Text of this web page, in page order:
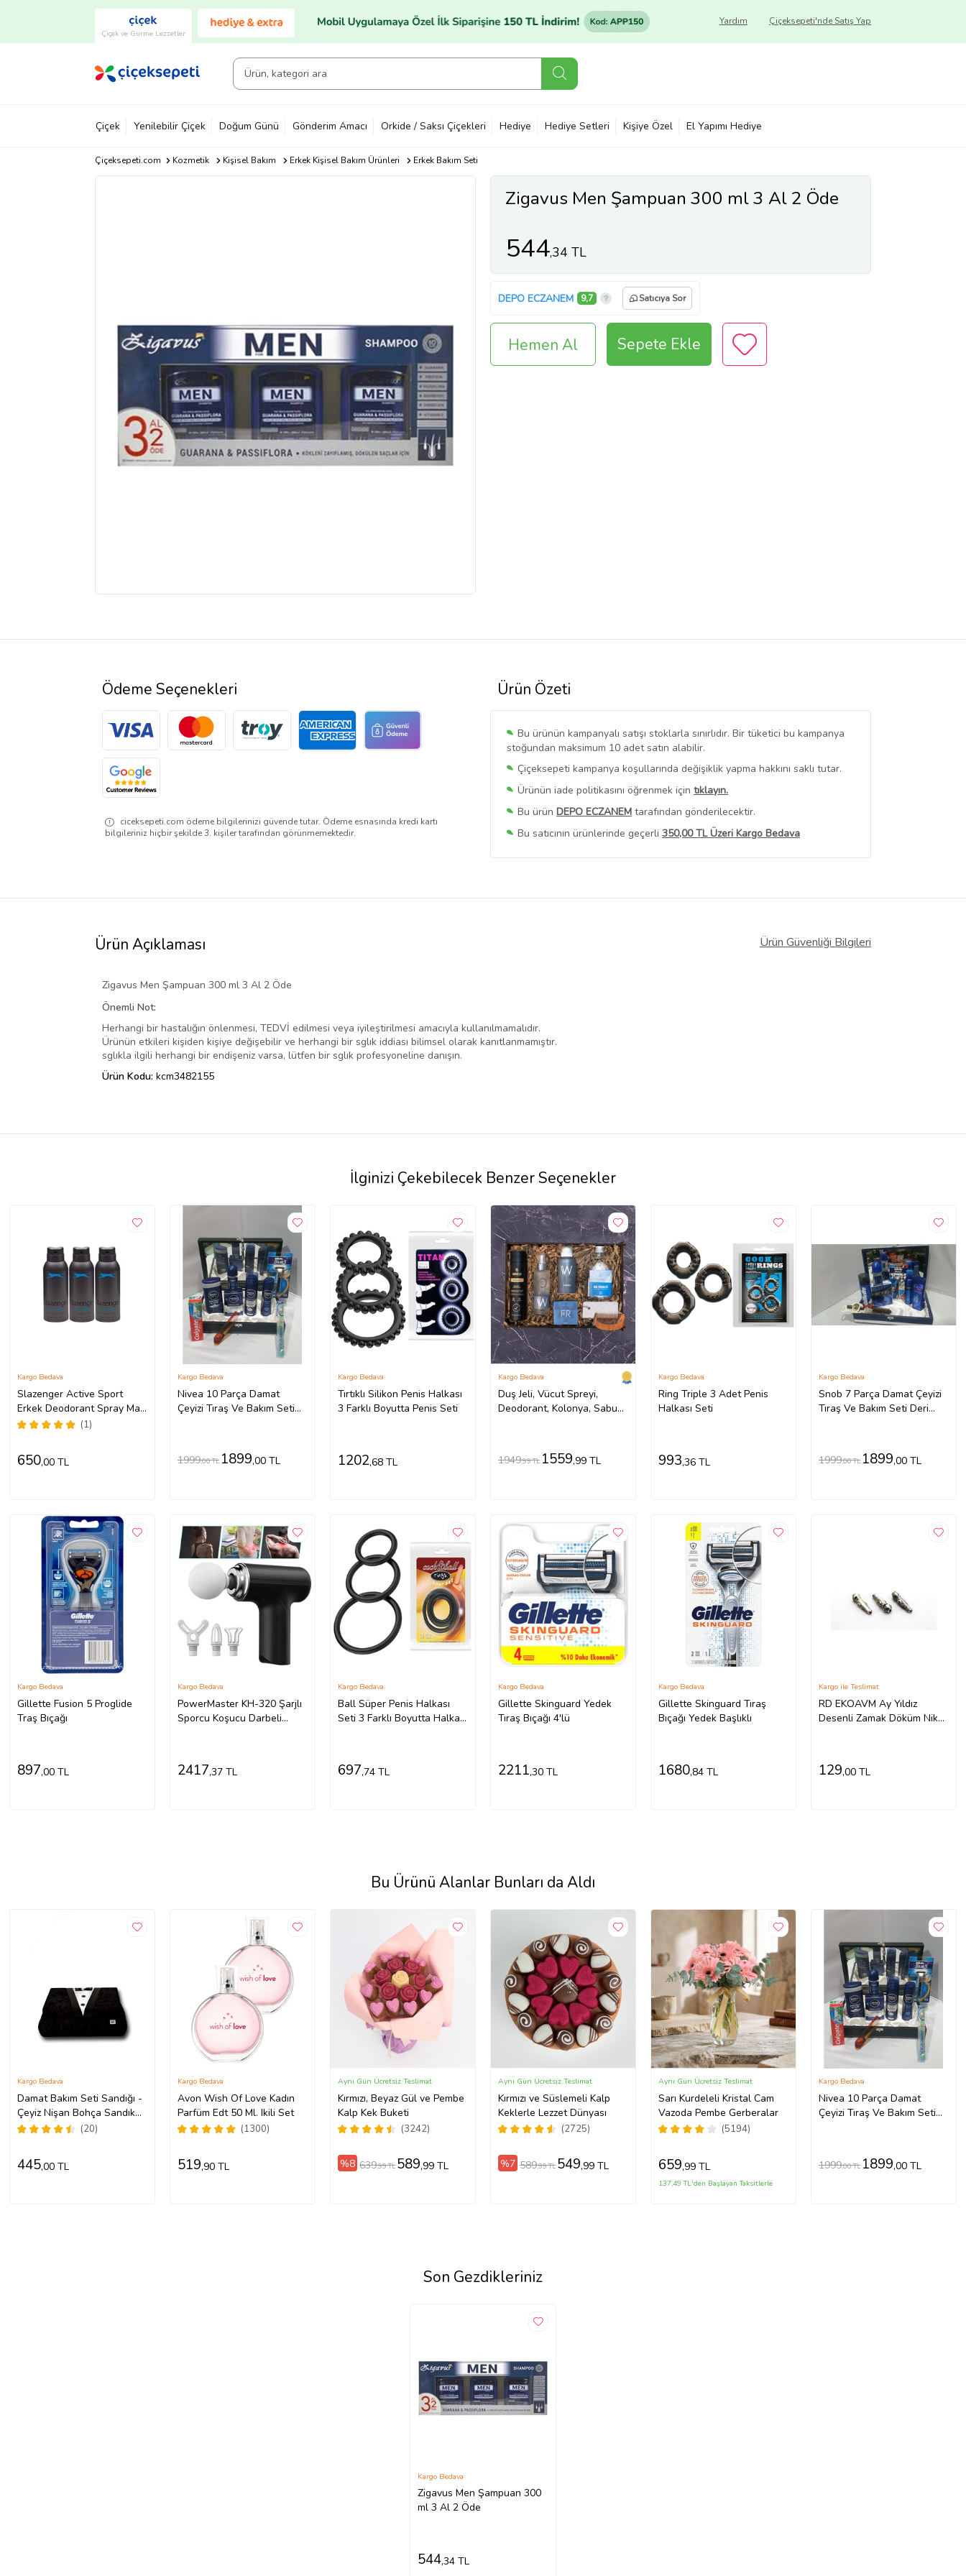
Çiçek ve Gurme Lezzetler
Çiçeksepeti'nde Satış Yap
Yardım
Çiçek Yenilebilir Çiçek Doğum Günü Gönderim Amacı Orkide / Saksı Çiçekleri Hediye Hediye Setleri Kişiye Özel El Yapımı Hediye
Çiçeksepeti.com Kozmetik Kişisel Bakım Erkek Kişisel Bakım Ürünleri Erkek Bakım Seti
Zigavus Men Şampuan 300 ml 3 Al 2 Öde
544,34 TL
DEPO ECZANEM 9,7 Satıcıya Sor
Hemen Al Sepete Ekle
Ürün Özeti
Bu ürünün kampanyalı satışı stoklarla sınırlıdır. Bir tüketici bu kampanya
stoğundan maksimum 10 adet satın alabilir.
Çiçeksepeti kampanya koşullarında değişiklik yapma hakkını saklı tutar.
Ürünün iade politikasını öğrenmek için tıklayın.
Bu ürün DEPO ECZANEM tarafından gönderilecektir.
Bu satıcının ürünlerinde geçerli 350,00 TL Üzeri Kargo Bedava
Bu SatıcınınTüm Ürünlerini Görüntüle
Ödeme Seçenekleri
ciceksepeti.com ödeme bilgilerinizi güvende tutar. Ödeme esnasında kredi kartı
bilgileriniz hiçbir şekilde 3. kişiler tarafından görünmemektedir.
Ürün Açıklaması Ürün Güvenliği Bilgileri
Zigavus Men Şampuan 300 ml 3 Al 2 Öde
Önemli Not:
Herhangi bir hastalığın önlenmesi, TEDVİ edilmesi veya iyileştirilmesi amacıyla kullanılmamalıdır.
Ürünün etkileri kişiden kişiye değişebilir ve herhangi bir sglık iddiası bilimsel olarak kanıtlanmamıştır.
sglıkla ilgili herhangi bir endişeniz varsa, lütfen bir sglık profesyoneline danışın.
Ürün Kodu: kcm3482155
İlginizi Çekebilecek Benzer Seçenekler
Slazenger Active Sport
Erkek Deodorant Spray Mavi
150 ml 3 Adet(1)
Kargo Bedava
650,00 TL
Nivea 10 Parça Damat
Çeyizi Tıraş Ve Bakım Seti
Kargo Bedava
1999,00 TL 1899,00 TL
Tırtıklı Silikon Penis Halkası
3 Farklı Boyutta Penis Seti
Kargo Bedava
1202,68 TL
Duş Jeli, Vücut Spreyi,
Deodorant, Kolonya, Sabun,
Kargo Bedava
1949,99 TL 1559,99 TL
Ring Triple 3 Adet Penis
Halkası Seti
Kargo Bedava
993,36 TL
Snob 7 Parça Damat Çeyizi
Tıraş Ve Bakım Seti Deri
Kargo Bedava
1999,00 TL 1899,00 TL
Gillette Fusion 5 Proglide
Traş Bıçağı
Kargo Bedava
897,00 TL
PowerMaster KH-320 Şarjlı
Sporcu Koşucu Darbeli
Kargo Bedava
2417,37 TL
Ball Süper Penis Halkası
Seti 3 Farklı Boyutta Halka
Kargo Bedava
697,74 TL
Gillette Skinguard Yedek
Tıraş Bıçağı 4'lü
Kargo Bedava
2211,30 TL
Gillette Skinguard Tıraş
Bıçağı Yedek Başlıklı
Kargo Bedava
1680,84 TL
RD EKOAVM Ay Yıldız
Desenli Zamak Döküm Nikel
Kargo ile Teslimat
129,00 TL
Bu Ürünü Alanlar Bunları da Aldı
Damat Bakım Seti Sandığı -
Çeyiz Nişan Bohça Sandık
Tıraş Set Kutusu
(20)
Kargo Bedava
445,00 TL
Avon Wish Of Love Kadın
Parfüm Edt 50 Ml. Ikili Set
(1300)
Kargo Bedava
519,90 TL
Kırmızı, Beyaz Gül ve Pembe
Kalp Kek Buketi
(3242)
Aynı Gün Ücretsiz Teslimat
%8 639,99 TL 589,99 TL
Kırmızı ve Süslemeli Kalp
Keklerle Lezzet Dünyası
(2725)
Aynı Gün Ücretsiz Teslimat
%7 589,99 TL 549,99 TL
Sarı Kurdeleli Kristal Cam
Vazoda Pembe Gerberalar
(5194)
Aynı Gün Ücretsiz Teslimat
659,99 TL
137,49 TL'den Başlayan Taksitlerle
Nivea 10 Parça Damat
Çeyizi Tıraş Ve Bakım Seti
Kargo Bedava
1999,00 TL 1899,00 TL
Son Gezdikleriniz
Zigavus Men Şampuan 300
ml 3 Al 2 Öde
Kargo Bedava
544,34 TL